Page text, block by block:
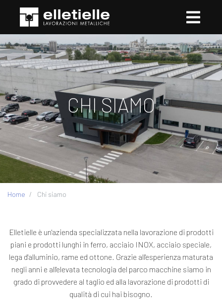
CHI SIAMO
Home Chi siamo
Elletielle è un'azienda specializzata nella lavorazione di prodotti
piani e prodotti lunghi in ferro, acciaio INOX, acciaio speciale,
lega d'alluminio, rame ed ottone. Grazie all'esperienza maturata
negli anni e all'elevata tecnologia del parco macchine siamo in
grado di provvedere al taglio ed alla lavorazione di prodotti di
qualità di cui hai bisogno.